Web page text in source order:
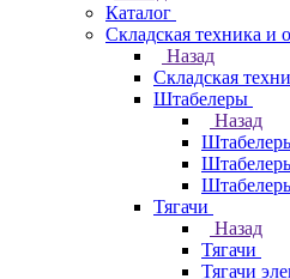
Каталог
Складская техника и
Назад
Складская
Штабелеры
Назад
Тягачи
Назад
Тягачи
Тягачи